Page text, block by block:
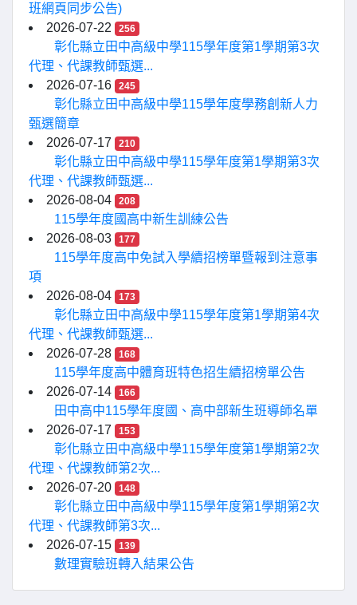
班網頁同步公告)
2026-07-22
256
彰化縣立田中高級中學115學年度第1學期第3次
代理、代課教師甄選...
2026-07-16
245
彰化縣立田中高級中學115學年度學務創新人力
甄選簡章
2026-07-17
210
彰化縣立田中高級中學115學年度第1學期第3次
代理、代課教師甄選...
2026-08-04
208
115學年度國高中新生訓練公告
2026-08-03
177
115學年度高中免試入學續招榜單暨報到注意事
項
2026-08-04
173
彰化縣立田中高級中學115學年度第1學期第4次
代理、代課教師甄選...
2026-07-28
168
115學年度高中體育班特色招生續招榜單公告
2026-07-14
166
田中高中115學年度國、高中部新生班導師名單
2026-07-17
153
彰化縣立田中高級中學115學年度第1學期第2次
代理、代課教師第2次...
2026-07-20
148
彰化縣立田中高級中學115學年度第1學期第2次
代理、代課教師第3次...
2026-07-15
139
數理實驗班轉入結果公告